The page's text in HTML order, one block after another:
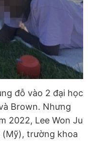
đỗ vào 2 đại học
Brown. Nhưng
2022, Lee Won Ju
(Mỹ), trường khoa